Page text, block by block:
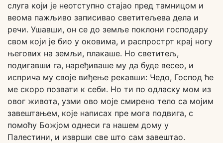
слуга који је неотступно стајао пред тамницом и
веома пажљиво записивао светитељева дела и
речи. Ушавши, он се до земље поклони господару
свом који је био у оковима, и распрострт крај ногу
његових на земљи, плакаше. Но светитељ,
подигавши га, наређиваше му да буде весео, и
исприча му своје виђење рекавши: Чедо, Господ ће
ме скоро позвати к себи. Но ти по одласку мом из
овог живота, узми ово моје смирено тело са мојим
завештањем, које написах пре мога подвига, с
помоћу Божјом однеси га нашем дому у
Палестини, и изврши све што сам завештао.